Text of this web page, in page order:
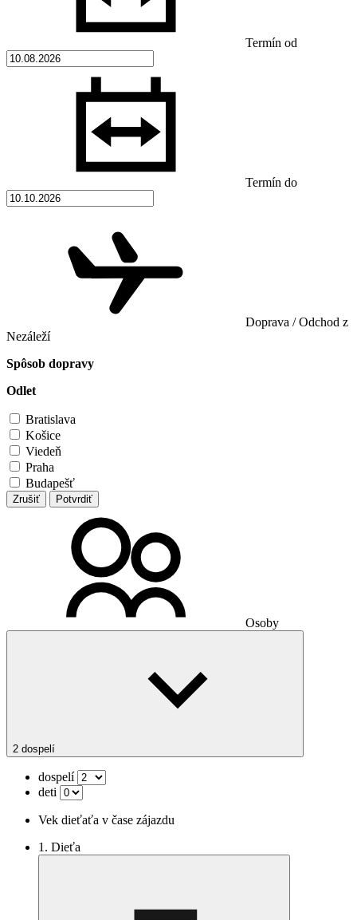
Termín od
Termín do
Doprava / Odchod z
Nezáleží
Spôsob dopravy
Odlet
Bratislava
Košice
Viedeň
Praha
Budapešť
Zrušiť Potvrdiť
Osoby
2 dospelí
dospelí
deti
Vek dieťaťa v čase zájazdu
1. Dieťa